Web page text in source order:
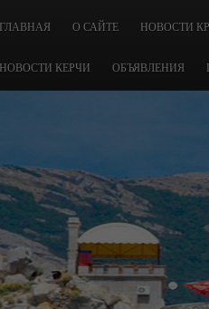
ГЛАВНАЯ О САЙТЕ НОВОСТИ
НОВОСТИ КЕРЧИ ОБЪЯВЛЕНИЯ